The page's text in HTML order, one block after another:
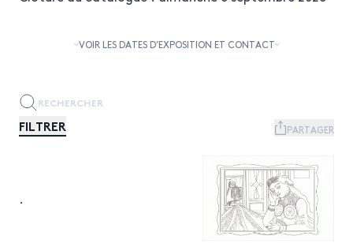
VOIR LES DATES D’EXPOSITION ET CONTACT
FILTRER PARTAGER
.